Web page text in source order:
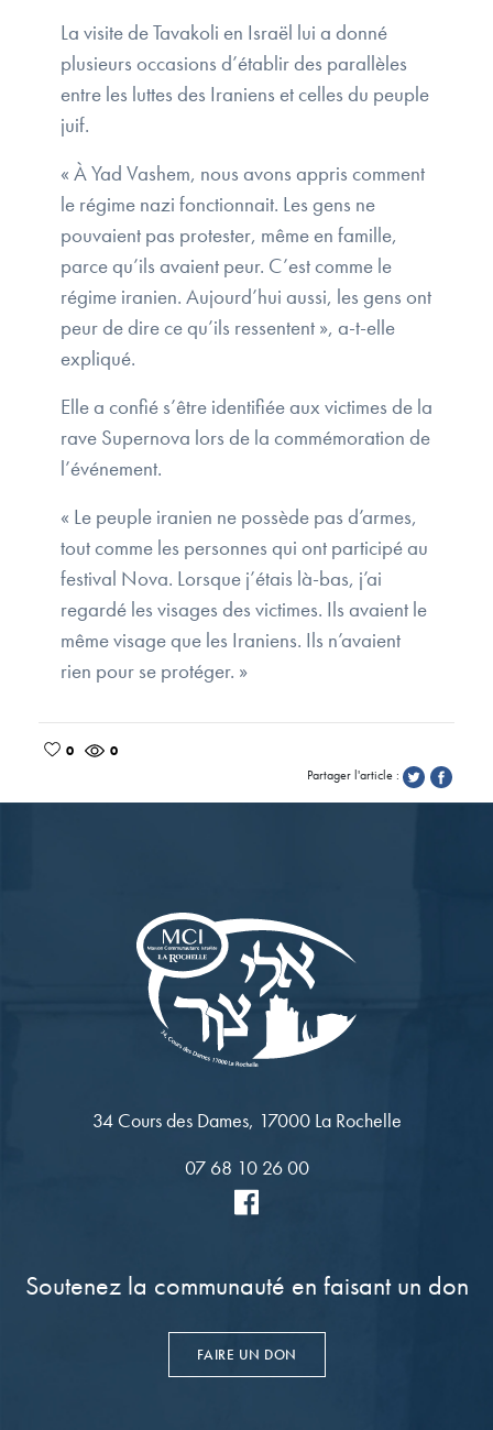
La visite de Tavakoli en Israël lui a donné
plusieurs occasions d’établir des parallèles
entre les luttes des Iraniens et celles du peuple
juif.
« À Yad Vashem, nous avons appris comment
le régime nazi fonctionnait. Les gens ne
pouvaient pas protester, même en famille,
parce qu’ils avaient peur. C’est comme le
régime iranien. Aujourd’hui aussi, les gens ont
peur de dire ce qu’ils ressentent », a-t-elle
expliqué.
Elle a confié s’être identifiée aux victimes de la
rave Supernova lors de la commémoration de
l’événement.
« Le peuple iranien ne possède pas d’armes,
tout comme les personnes qui ont participé au
festival Nova. Lorsque j’étais là-bas, j’ai
regardé les visages des victimes. Ils avaient le
même visage que les Iraniens. Ils n’avaient
rien pour se protéger. »
0
0
Partager l'article :
34 Cours des Dames, 17000 La Rochelle
07 68 10 26 00
Soutenez la communauté en faisant un don
FAIRE UN DON